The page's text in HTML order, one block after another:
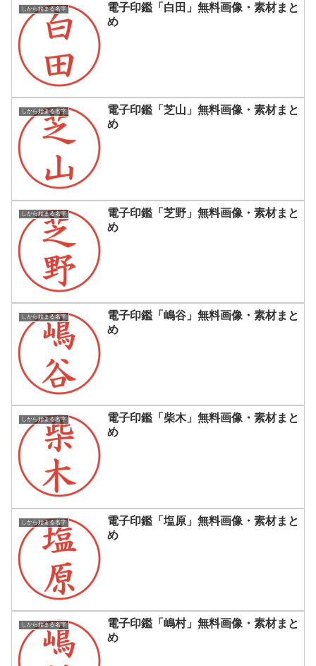
しから始まる名字
電子印鑑「白田」無料画像・素材まと
め
しから始まる名字
電子印鑑「芝山」無料画像・素材まと
め
しから始まる名字
電子印鑑「芝野」無料画像・素材まと
め
しから始まる名字
電子印鑑「嶋谷」無料画像・素材まと
め
しから始まる名字
電子印鑑「柴木」無料画像・素材まと
め
しから始まる名字
電子印鑑「塩原」無料画像・素材まと
め
しから始まる名字
電子印鑑「嶋村」無料画像・素材まと
め